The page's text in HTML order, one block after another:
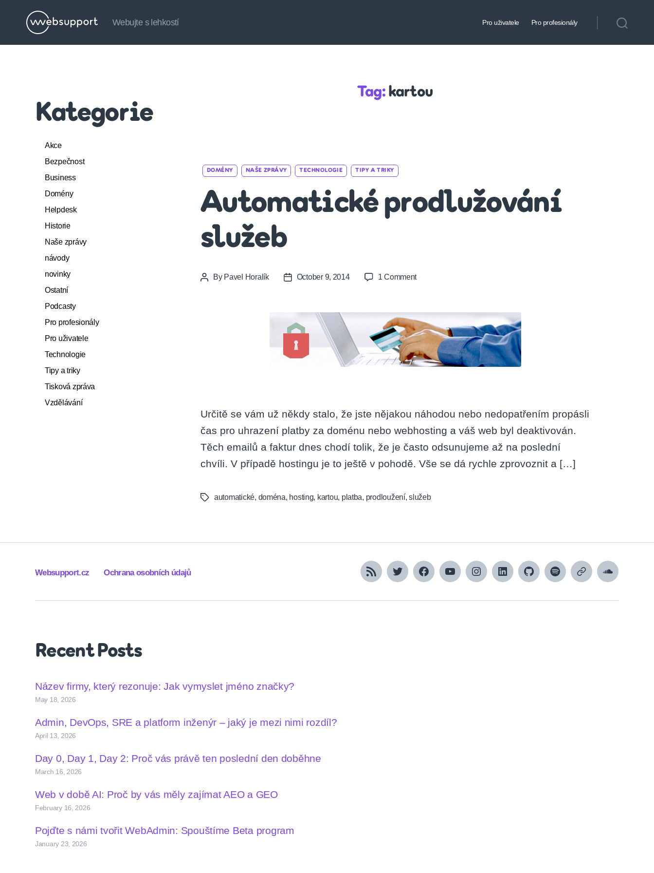
Websupport.cz
Webujte s lehkostí Pro uživatele Pro profesionály
Kategorie
Akce
Bezpečnost
Business
Domény
Helpdesk
Historie
Naše zprávy
návody
novinky
Ostatní
Podcasty
Pro profesionály
Pro uživatele
Technologie
Tipy a triky
Tisková zpráva
Vzdělávání
Tag: kartou
Categories
DOMÉNY NAŠE ZPRÁVY TECHNOLOGIE TIPY A TRIKY
Automatické prodlužování
služeb
PostBy Pavel Horalík
PostOctober 9, 2014 1 Commenton
služeb
Určitě se vám už někdy stalo, že jste nějakou náhodou nebo nedopatřením propásli
čas pro uhrazení platby za doménu nebo webhosting a váš web byl deaktivován.
Těch emailů a faktur dnes chodí tolik, že je často odsunujeme až na poslední
chvíli. V případě hostingu je to ještě v pohodě. Vše se dá rychle zprovoznit a […]
Tagsautomatické, doména, hosting, kartou, platba, prodloužení,služeb
Websupport.cz Ochrana osobních údajů RSS TwitterFacebookYouTubeInstagramLinkedInGithubSpotifyApple
SoundCloud
Recent Posts
Název firmy, který rezonuje: Jak vymyslet jméno značky?
May 18, 2026
Admin, DevOps, SRE a platform inženýr – jaký je mezi nimi rozdíl?
April 13, 2026
Day 0, Day 1, Day 2: Proč vás právě ten poslední den doběhne
March 16, 2026
Web v době AI: Proč by vás měly zajímat AEO a GEO
February 16, 2026
Pojďte s námi tvořit WebAdmin: Spouštíme Beta program
January 23, 2026